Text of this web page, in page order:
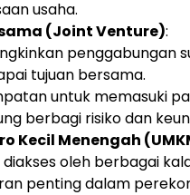
usaha.
(Joint Venture):
penggabungan
tujuan bersama.
untuk memasuki
berbagi risiko dan
Kecil Menengah
oleh berbagai
penting dalam